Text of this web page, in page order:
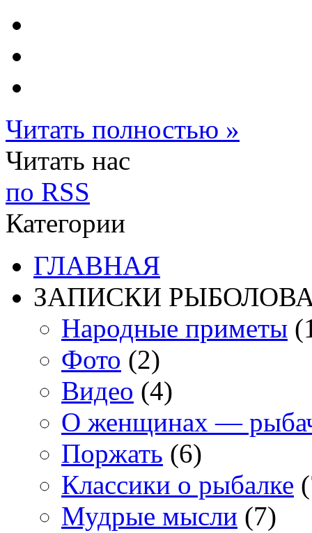
Читать полностью »
Читать нас
по RSS
Категории
ГЛАВНАЯ
ЗАПИСКИ
Народные приметы
Фото (2)
Видео (4)
О женщинах —
Поржать (6)
Классики о рыбалке
Мудрые мысли (7)